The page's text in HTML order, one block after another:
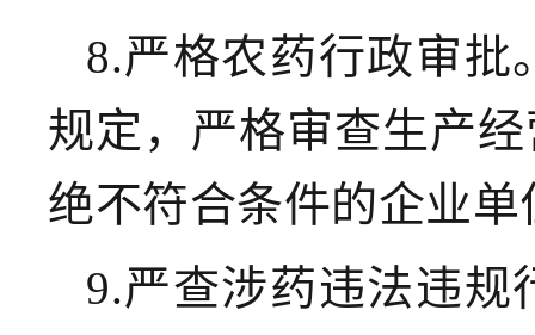
8.严格农药行政审批
规定，严格审查生产
绝不符合条件的企业
9.严查涉药违法违规